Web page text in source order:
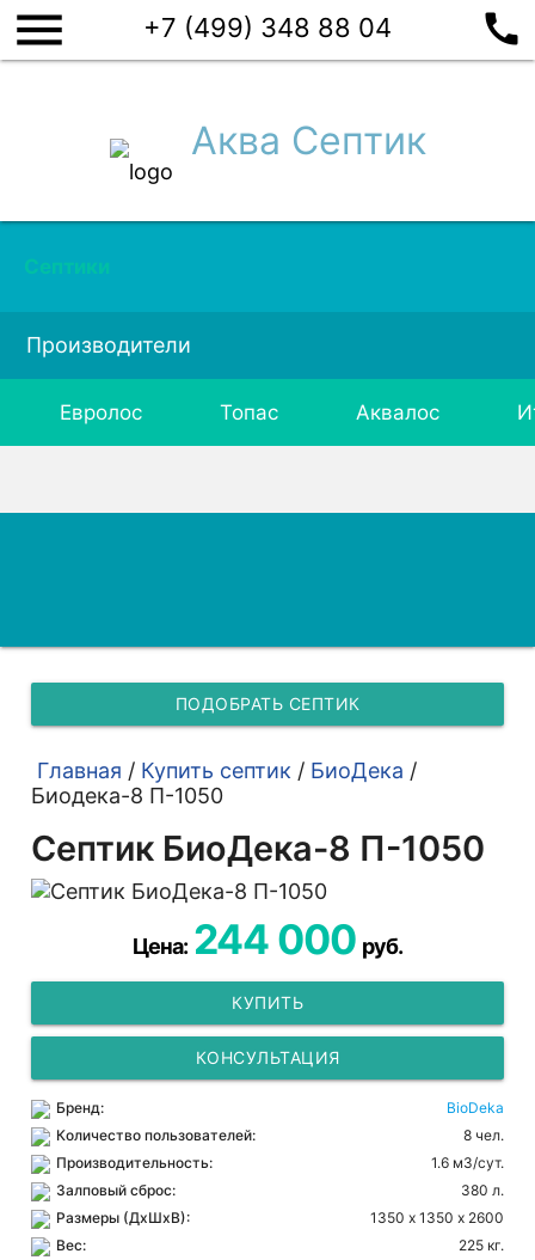
menu +7 (499) 348 88 04 call
Аква Септик
Септики
Производители
Евролос Топас Аквалос
ПОДОБРАТЬ СЕПТИК
Главная / Купить септик / БиоДека /
Биодека-8 П-1050
Септик БиоДека-8 П-1050
Цена: 244 000 руб.
КУПИТЬ
КОНСУЛЬТАЦИЯ
Бренд:
BioDeka
Количество пользователей:
8 чел.
Производительность:
1.6 м3/сут.
Залповый сброс:
380 л.
Размеры (ДхШхВ):
1350 х 1350 х 2600
Вес:
225 кг.